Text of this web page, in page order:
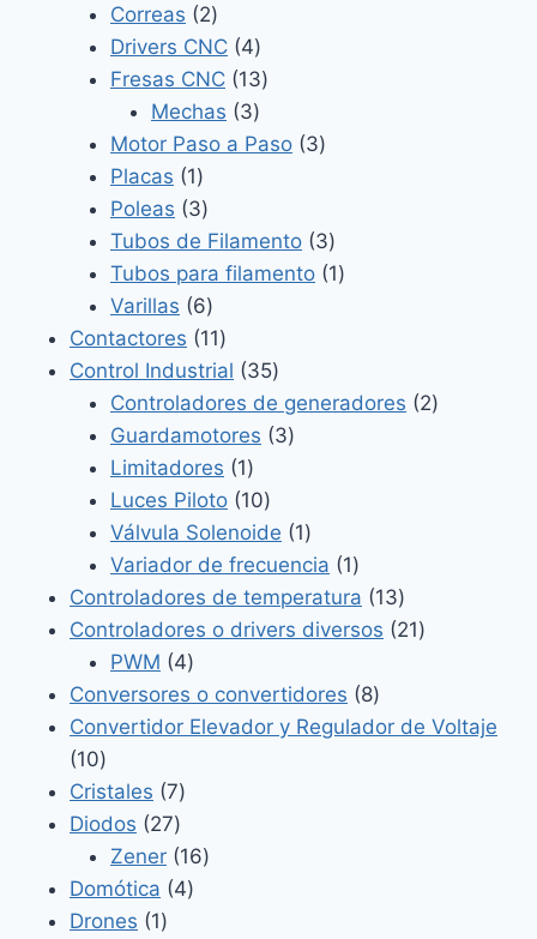
productos
Correas 22
productos
Drivers CNC 44
productos
Fresas CNC 1313
Mechas 33
productos
Motor Paso a Paso 33
Placas 11
producto
Poleas 33
productos
Tubos de Filamento 33
productos
Tubos para filamento 11
Varillas 66
productos
Contactores 1111
productos
Control Industrial 3535
productos
Controladores de generadores 22
Guardamotores 33
Limitadores 11
producto
Luces Piloto 1010
productos
Válvula Solenoide 11
producto
Variador de frecuencia 11
producto
Controladores de temperatura 1313
productos
Controladores o drivers diversos 2121
PWM 44
productos
Conversores o convertidores 88
productos
Convertidor Elevador y Regulador de Voltaje
1010
productos
Cristales 77
productos
Diodos 2727
productos
Zener 1616
Domótica 44
Drones 11